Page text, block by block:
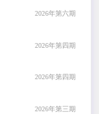
2026年第六期
2026年第四期
2026年第四期
2026年第三期